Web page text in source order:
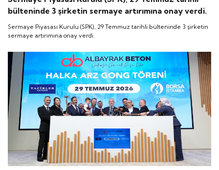
bülteninde 3 şirketin sermaye artırımına onay verdi.
Sermaye Piyasası Kurulu (SPK), 29 Temmuz tarihli bülteninde 3 şirketin
sermaye artırımına onay verdi.